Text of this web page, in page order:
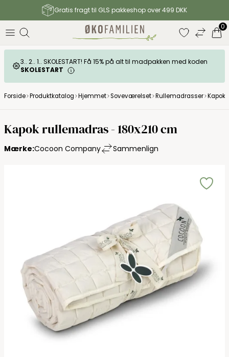
Gratis fragt til GLS pakkeshop over 499 DKK
0
3.. 2.. 1.. SKOLESTART! Få 15% på alt til madpakken med koden
SKOLESTART
Forside Produktkatalog Hjemmet Soveværelset Rullemadrasser Kapok
Kapok rullemadras - 180x210 cm
Mærke:Cocoon Company Sammenlign